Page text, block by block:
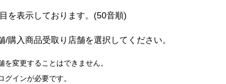
を表示しております。(50音順)
/購入商品受取り店舗を選択してください。
を変更することはできません。
グインが必要です。